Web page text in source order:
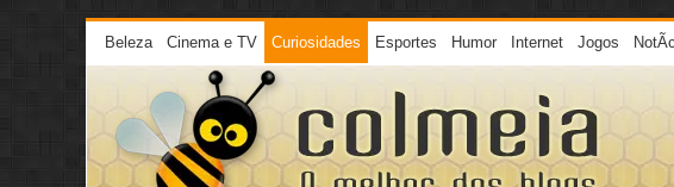
Beleza Cinema e TV Curiosidades Esportes Humor Internet Jogos